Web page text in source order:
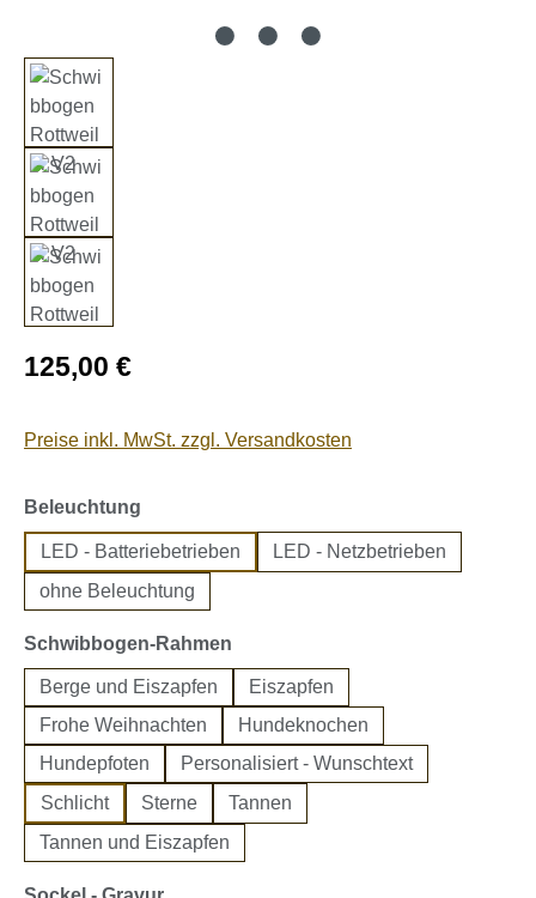
Regulärer Preis:
125,00 €
Preise inkl. MwSt. zzgl. Versandkosten
Beleuchtung
LED - Batteriebetrieben
LED - Netzbetrieben
ohne Beleuchtung
Schwibbogen-Rahmen
Berge und Eiszapfen
Eiszapfen
Frohe Weihnachten
Hundeknochen
Hundepfoten
Personalisiert - Wunschtext
Schlicht
Sterne
Tannen
Tannen und Eiszapfen
auswählen